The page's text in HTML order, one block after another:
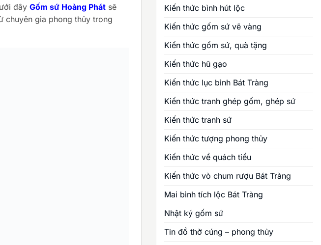
đây Gốm sứ Hoàng Phát sẽ
chuyên gia phong thủy trong
Kiến thức bình hút lộc
Kiến thức gốm sứ vẽ vàng
Kiến thức gốm sứ, quà tặng
Kiến thức hũ gạo
Kiến thức lục bình Bát Tràng
Kiến thức tranh ghép gốm, ghép sứ
Kiến thức tranh sứ
Kiến thức tượng phong thủy
Kiến thức về quách tiểu
Kiến thức vò chum rượu Bát Tràng
Mai bình tích lộc Bát Tràng
Nhật ký gốm sứ
Tin đồ thờ cúng – phong thủy